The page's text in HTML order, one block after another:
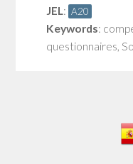
JEL: A20
Keywords:
questionnaires,